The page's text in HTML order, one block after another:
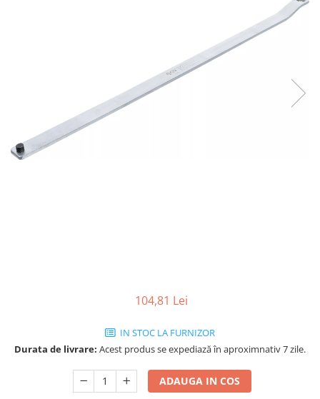
104,81 Lei
IN STOC LA FURNIZOR
Durata de livrare: Acest produs se expediază în aproximnativ 7 zile.
ADAUGA IN COS